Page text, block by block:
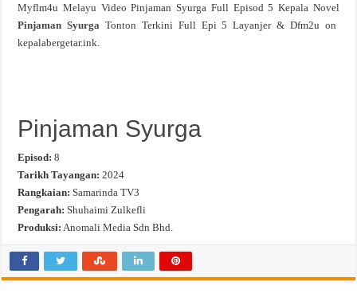
Tonton
Drama
Video
Myflm4u Melayu Video Pinjaman Syurga Full Episod 5 Kepala Novel
Pinjaman Syurga Tonton Terkini Full Epi 5 Layanjer & Dfm2u on
kepalabergetar.ink.
Pinjaman Syurga
Episod: 8
Tarikh Tayangan: 2024
Rangkaian: Samarinda TV3
Pengarah: Shuhaimi Zulkefli
Produksi: Anomali Media Sdn Bhd.